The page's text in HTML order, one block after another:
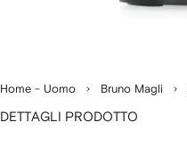
Home - Uomo Bruno Magli
DETTAGLI PRODOTTO